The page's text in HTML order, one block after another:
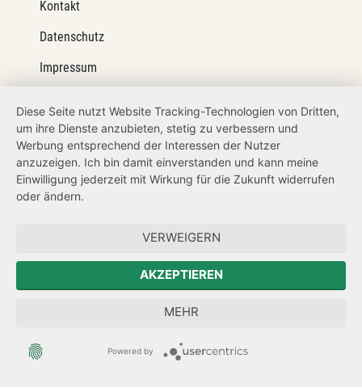
Kontakt
Datenschutz
Impressum
Netiquette
Transparenzanspruch
Hinweisgeberschutz
Forum Mitteleuropa
Der Sächsische Integrationsbeauftragte
Sächsische Landesbeauftragte zur Aufarbeitung der SED-
Diese Seite nutzt Website Tracking-Technologien von Dritten,
um ihre Dienste anzubieten, stetig zu verbessern und
Werbung entsprechend der Interessen der Nutzer
anzuzeigen. Ich bin damit einverstanden und kann meine
Einwilligung jederzeit mit Wirkung für die Zukunft widerrufen
oder ändern.
VERWEIGERN
AKZEPTIEREN
MEHR
Powered by